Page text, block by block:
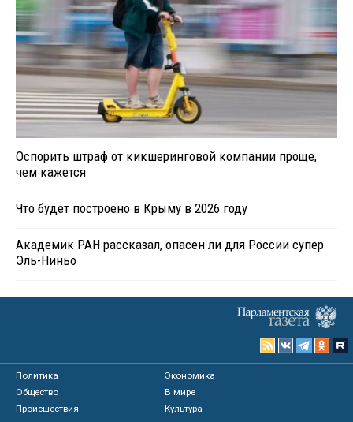
Оспорить штраф от кикшеринговой компании проще,
чем кажется
Что будет построено в Крыму в 2026 году
Академик РАН рассказал, опасен ли для России супер
Эль-Ниньо
Политика
Экономика
Общество
В мире
Происшествия
Культура